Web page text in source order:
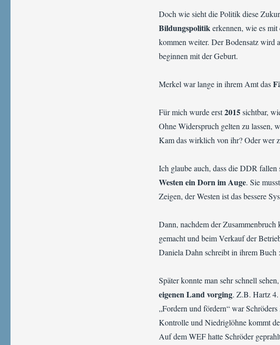
Doch wie sieht die Politik diese
Bildungspolitikerkennen, wie es
kommen weiter. Der Bodensatz wird
beginnen mit der Geburt.
Merkel war lange in ihrem Amt das
Für mich wurde erst2015sichtbar,
Ohne Widerspruch gelten zu lassen,
Kam das wirklich von ihr? Oder wer
Ich glaube auch, dass die DDR fallen
Westen ein Dorn im Auge. Sie
Zeigen, der Westen ist das bessere
Dann, nachdem der
gemacht und beim Verkauf der
Daniela Dahn schreibt in ihrem Buch
Später konnte man sehr schnell
eigenen Land vorging. Z.B. Hartz 4.
„Fordern und fördern“ war
Kontrolle und Niedriglöhne kommt
Auf dem WEF hatte Schröder